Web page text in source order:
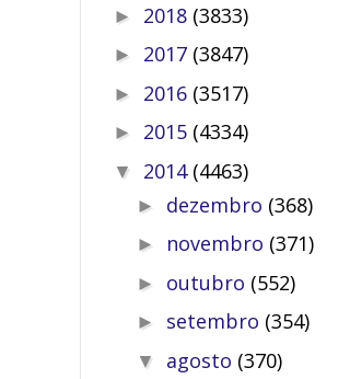
► 2018 (3833)
► 2017 (3847)
► 2016 (3517)
► 2015 (4334)
▼ 2014 (4463)
► dezembro (368)
► novembro (371)
► outubro (552)
► setembro (354)
▼ agosto (370)